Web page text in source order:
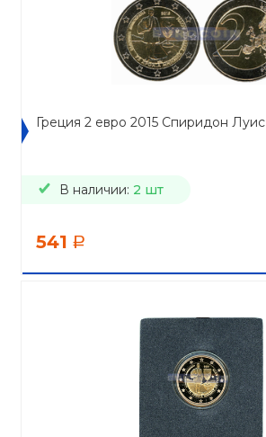
Греция 2 евро 2015 Спиридон Луис
В наличии: 2 шт
541 a